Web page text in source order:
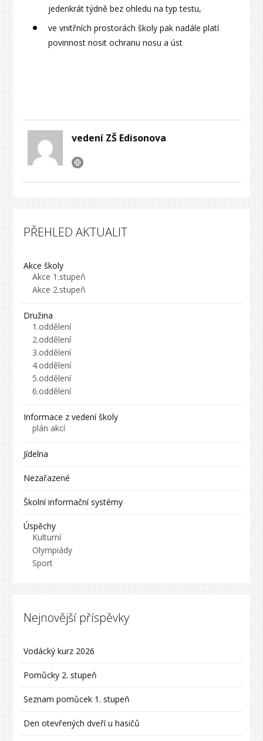
jedenkrát týdně bez ohledu na typ testu,
ve vnitřních prostorách školy pak nadále platí
povinnost nosit ochranu nosu a úst
vedení ZŠ Edisonova
PŘEHLED AKTUALIT
Akce školy
Akce 1.stupeň
Akce 2.stupeň
Družina
1.oddělení
2.oddělení
3.oddělení
4.oddělení
5.oddělení
6.oddělení
Informace z vedení školy
plán akcí
Jídelna
Nezařazené
Školní informační systémy
Úspěchy
Kulturní
Olympiády
Sport
Nejnovější příspěvky
Vodácký kurz 2026
Pomůcky 2. stupeň
Seznam pomůcek 1. stupeň
Den otevřených dveří u hasičů